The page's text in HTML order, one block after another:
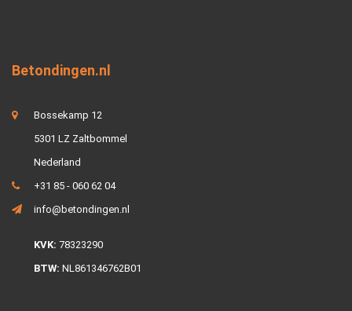
Betondingen.nl
Bossekamp 12
5301 LZ Zaltbommel
Nederland
+31 85 - 060 62 04
info@betondingen.nl
KVK: 78323290
BTW: NL861346762B01